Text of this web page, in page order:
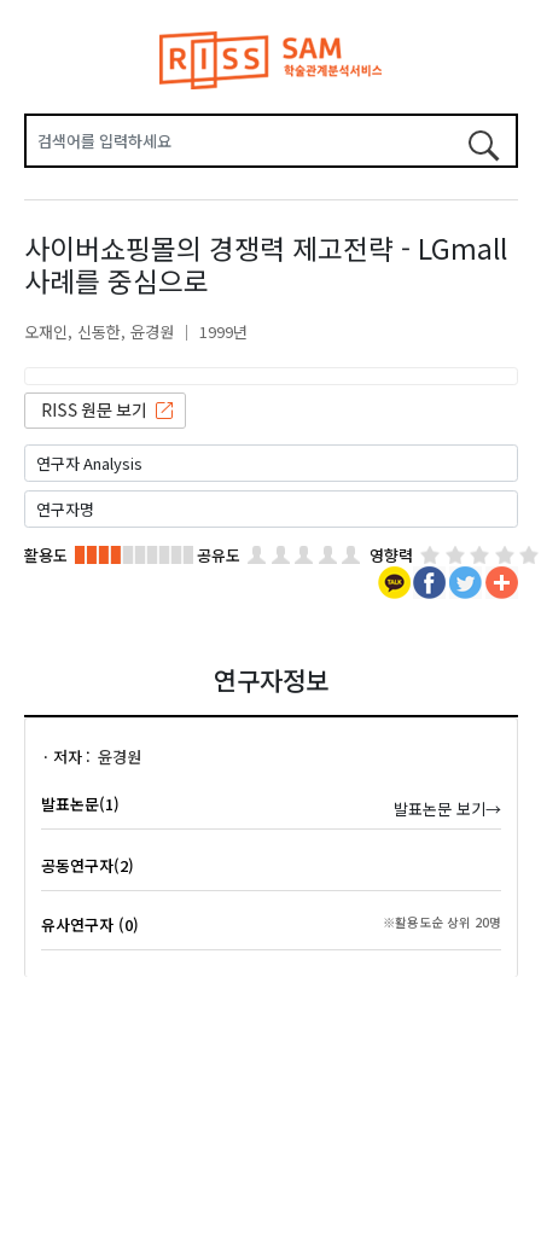
사이버쇼핑몰의 경쟁력 제고전략 - LGmall
사례를 중심으로
오재인 신동한 윤경원 1999년
활용도 공유도 영향력
연구자정보
저자 윤경원
발표논문(1) 발표논문 보기→
공동연구자(2)
유사연구자 (0) ※활용도순 상위 20명